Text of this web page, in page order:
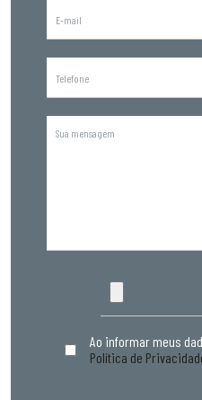
Ao informar meus
Política de